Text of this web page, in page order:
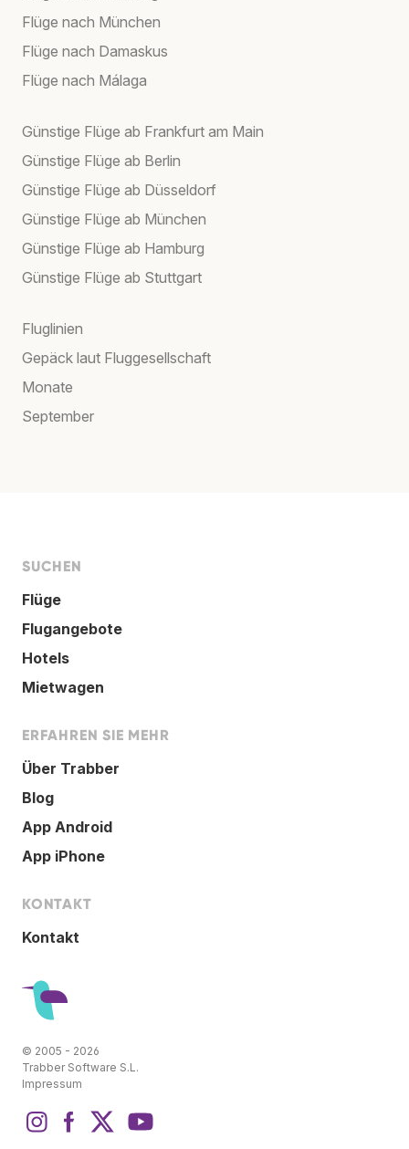
Flüge nach München
Flüge nach Damaskus
Flüge nach Málaga
Günstige Flüge ab Frankfurt am Main
Günstige Flüge ab Berlin
Günstige Flüge ab Düsseldorf
Günstige Flüge ab München
Günstige Flüge ab Hamburg
Günstige Flüge ab Stuttgart
Fluglinien
Gepäck laut Fluggesellschaft
Monate
September
SUCHEN
Flüge
Flugangebote
Hotels
Mietwagen
ERFAHREN SIE MEHR
Über Trabber
Blog
App Android
App iPhone
KONTAKT
Kontakt
© 2005 - 2026
Trabber Software S.L.
Impressum